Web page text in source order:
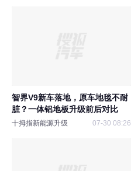
智界V9新车落地，原车地毯不耐
脏？一体铝地板升级前后对比
十拇指新能源升级 07-30 08:26